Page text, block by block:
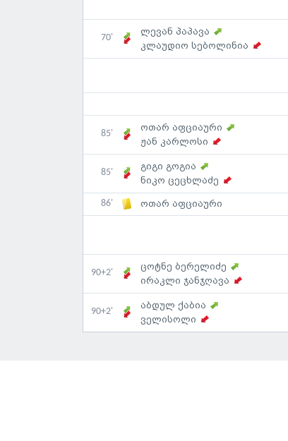
70'
ლევან პაპავა
კლაუდიო სებოლინია
85'
ოთარ აფციაური
ჟან კარლოსი
85'
გიგი გოგია
ნიკო ცეცხლაძე
86' ოთარ აფციაური
90+2'
ცოტნე ბერელიძე
ირაკლი ჯანჯღავა
90+2'
აბდულ ქაბია
ველისოლი